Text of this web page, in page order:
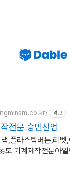
광고
전문 승민산업
,플라스틱버튼,리벳,
도 기계제작전문아일